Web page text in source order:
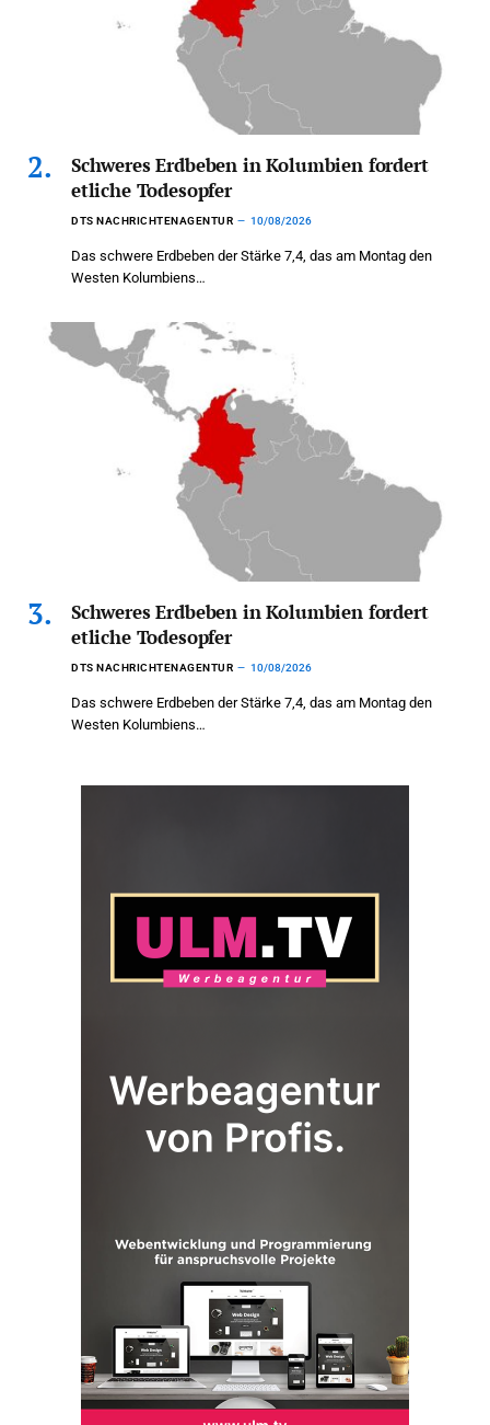
Schweres Erdbeben in Kolumbien fordert
etliche Todesopfer
DTS NACHRICHTENAGENTUR 10/08/2026
Das schwere Erdbeben der Stärke 7,4, das am Montag den
Westen Kolumbiens…
Schweres Erdbeben in Kolumbien fordert
etliche Todesopfer
DTS NACHRICHTENAGENTUR 10/08/2026
Das schwere Erdbeben der Stärke 7,4, das am Montag den
Westen Kolumbiens…